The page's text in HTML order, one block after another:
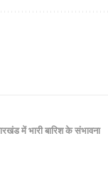
में भारी बारिश के संभावना